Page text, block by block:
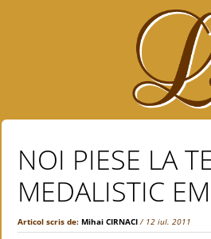
NOI PIESE LA
MEDALISTIC
Articol scris de:Mihai CIRNACI / 12 iul. 2011